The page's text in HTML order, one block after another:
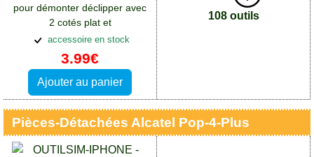
pour démonter déclipper avec
2 cotés plat et
pointe:Accessoires Alcatel Pop
4 Plus
accessoire en stock
3.99€
Ajouter au panier
108 outils
Pièces-Détachées Alcatel Pop-4-Plus